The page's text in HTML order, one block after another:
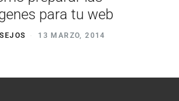
LOGIN
EMPEZAR AHORA
para tu web
13 MARZO, 2014